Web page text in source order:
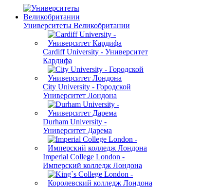
Университеты Великобритании
Cardiff University - Университет
Кардифа
City University - Городской
Университет Лондона
Durham University -
Университет Дарема
Imperial College London -
Имперский колледж Лондона